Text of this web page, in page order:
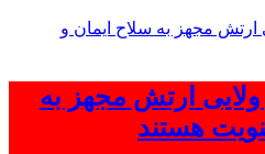
ولایی ارتش مجهز به
هستند